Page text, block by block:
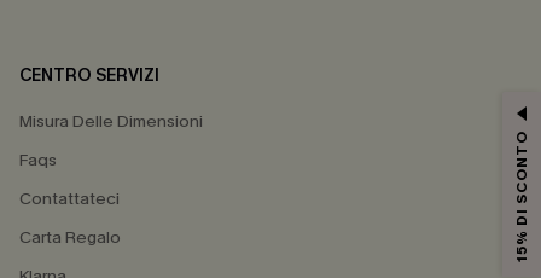
CENTRO SERVIZI
Misura Delle Dimensioni
Faqs
Contattateci
Carta Regalo
15% DI SCONTO